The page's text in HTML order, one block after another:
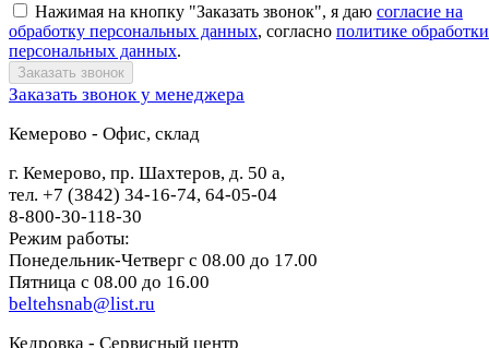
Нажимая на кнопку "Заказать звонок", я даю согласие на
обработку персональных данных, согласно политике обработки
персональных данных.
Заказать звонок у менеджера
Кемерово - Офис, склад
г. Кемерово, пр. Шахтеров, д. 50 а,
тел. +7 (3842) 34-16-74, 64-05-04
8-800-30-118-30
Режим работы:
Понедельник-Четверг с 08.00 до 17.00
Пятница с 08.00 до 16.00
beltehsnab@list.ru
Кедровка - Сервисный центр